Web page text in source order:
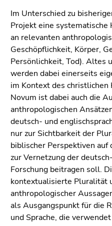
Im Unterschied zu
Projekt eine systematische
an relevanten
Geschöpflichkeit, Körper,
Persönlichkeit, Tod). Altes
werden dabei einerseits
im Kontext des christlichen
Novum ist dabei auch die
anthropologischen
deutsch- und
nur zur Sichtbarkeit der
biblischer Perspektiven auf
zur Vernetzung der
Forschung beitragen soll.
kontextualisierte Pluralität
anthropologischer
als Ausgangspunkt für die
und Sprache, die